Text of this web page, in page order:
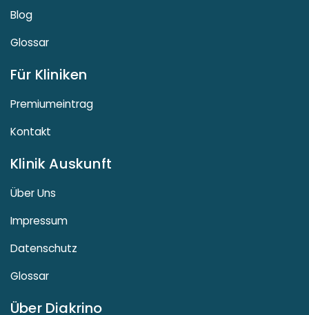
Blog
Glossar
Für Kliniken
Premiumeintrag
Kontakt
Klinik Auskunft
Über Uns
Impressum
Datenschutz
Glossar
Über Diakrino